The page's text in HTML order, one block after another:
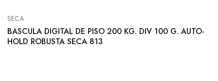
SECA
BASCULA DIGITAL DE PISO 200 KG. DIV 100 G. AUTO-
HOLD ROBUSTA SECA 813